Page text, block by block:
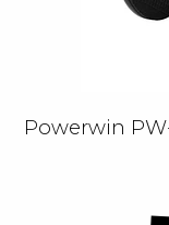
Powerwin